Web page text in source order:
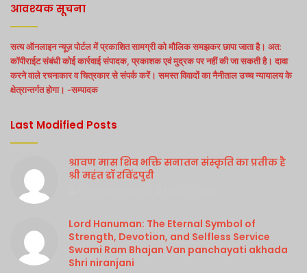
आवश्यक सूचना
सत्य ऑनलाइन न्यूज़ पोर्टल में प्रकाशित सामग्री को मौलिक समझकर छापा जाता है। अत:
कॉपीराईट संबंधी कोई कार्रवाई संपादक, प्रकाशक एवं मुद्रक पर नहीं की जा सकती है। दावा
करने वाले रचनाकार व चित्रकार से संपर्क करें। समस्त विवादों का नैनीताल उच्च न्यायालय के
क्षेत्रान्तर्गत होगा। -सम्पादक
Last Modified Posts
श्रावण मास शिव भक्ति सनातन संस्कृति का प्रतीक है
श्री महंत डॉ रविंद्रपुरी
Lord Hanuman: The Eternal Symbol of
Strength, Devotion, and Selfless Service
Swami Ram Bhajan Van panchayati akhada
Shri niranjani